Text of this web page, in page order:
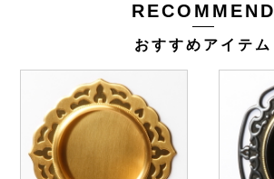
RECOMMEND
おすすめアイテム